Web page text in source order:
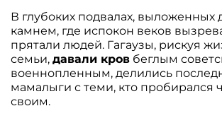
В глубоких подвалах, выложенных
камнем, где испокон веков
прятали людей. Гагаузы, рискуя
семьи,давали кров беглым
военнопленным, делились
мамалыги с теми, кто пробирался
своим.